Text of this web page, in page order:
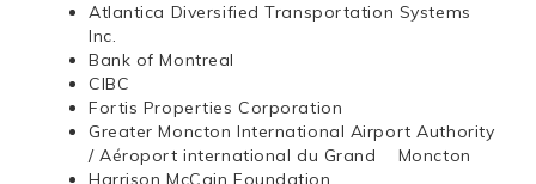
Atlantica Diversified Transportation Systems
Inc.
Bank of Montreal
CIBC
Fortis Properties Corporation
Greater Moncton International Airport Authority
/ Aéroport international du Grand Moncton
Harrison McCain Foundation